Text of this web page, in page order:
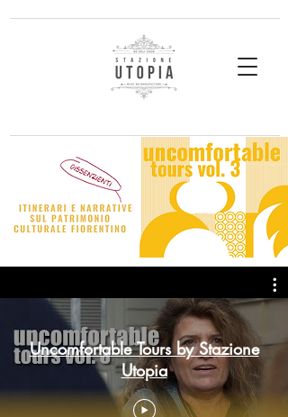
Uncomfortable Tours by Stazione
Utopia